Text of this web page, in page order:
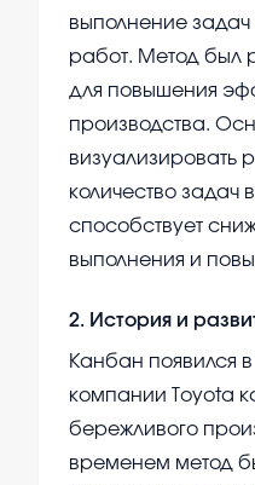
выполнение задач
работ. Метод был
для повышения
производства.
визуализировать
количество задач
способствует
выполнения и
2. История и
Канбан появился в
компании Toyota
бережливого
временем метод